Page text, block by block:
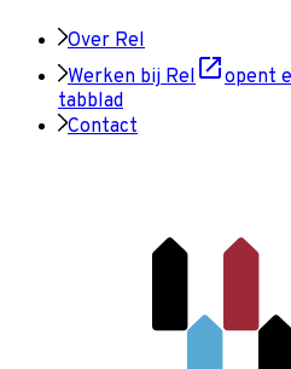
Over Rel
Werken bij Rel
opent
tabblad
Contact